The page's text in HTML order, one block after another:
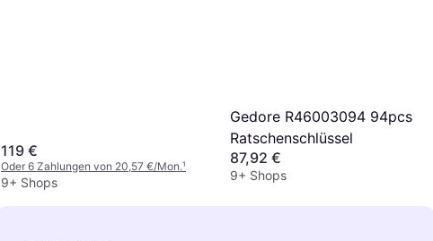
119 €
Oder 6 Zahlungen von 20,57 €/Mon.¹
9+ Shops
Gedore R46003094 94pcs
Ratschenschlüssel
87,92 €
9+ Shops